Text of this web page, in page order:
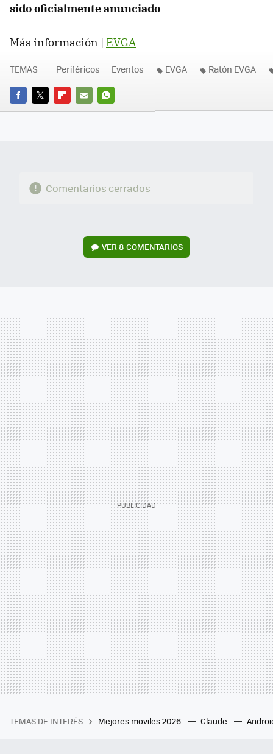
sido oficialmente anunciado
Más información | EVGA
FACEBOOK
TWITTERFLIPBOARD
E-
WHATSAPP
TEMAS Periféricos Eventos EVGA Ratón EVGA
Comentarios cerrados
VER8 COMENTARIOS
TEMAS DE INTERÉS Mejores moviles 2026 Claude